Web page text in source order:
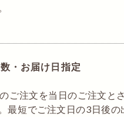
・お届け日指定
ご注文を当日のご注文と
最短でご注文日の3日後の